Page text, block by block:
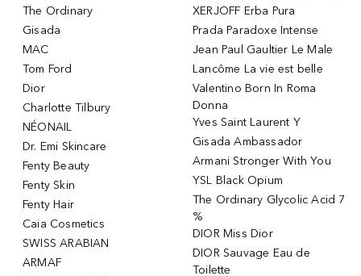
The Ordinary
Gisada
MAC
Tom Ford
Dior
Charlotte Tilbury
NÉONAIL
Dr. Emi Skincare
Fenty Beauty
Fenty Skin
Fenty Hair
Caia Cosmetics
SWISS ARABIAN
ARMAF
XERJOFF Erba Pura
Prada Paradoxe Intense
Jean Paul Gaultier Le Male
Lancôme La vie est belle
Valentino Born In Roma
Donna
Yves Saint Laurent Y
Gisada Ambassador
Armani Stronger With You
YSL Black Opium
The Ordinary Glycolic Acid 7
%
DIOR Miss Dior
DIOR Sauvage Eau de
Toilette